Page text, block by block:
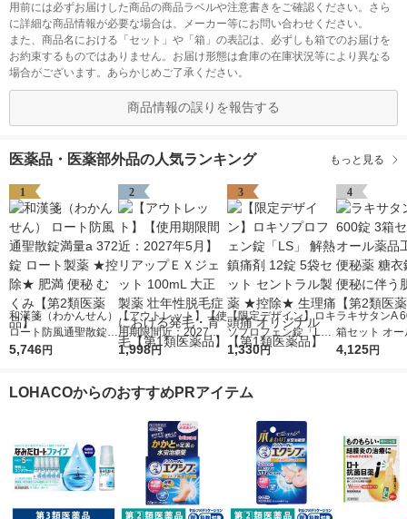
用前には必ずお届けした商品の商品ラベルや注意書きをご確認ください。さら
に詳細な商品情報が必要な場合は、メーカー等にお問い合わせください。
また、商品名における「セット」や「箱」の表記は、必ずしも箱でのお届けを
お約束するものではありません。お届け形態は倉庫の在庫状況等により異なる
場合がございます。あらかじめご了承ください。
商品情報の誤りを報告する
医薬品・医薬部外品の人気ランキング もっと見る
1
和漢箋（わかんせん）
ロート防風通聖散錠満
量a 372錠 ロート製薬
5,746円
2
【アウトレット】【使
用期限間近：2027年5
月】リアップＥＸジェ
発毛・育毛【第1類医
1,998円
3
【限定デザイン】ロキ
ソプロフェン錠「L
S」 解熱鎮痛剤 12錠
頭痛 オリジナル【第1
1,330円
4
ラキサタンA
箱セット オー
工業 便秘薬
4,125円
LOHACOからのおすすめPRアイテム